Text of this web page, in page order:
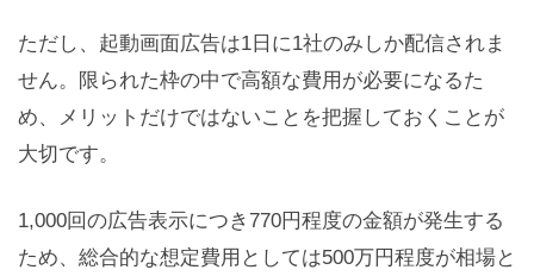
ただし、起動画面広告は1日に1社のみしか配信されま
せん。限られた枠の中で高額な費用が必要になるた
め、メリットだけではないことを把握しておくことが
大切です。
1,000回の広告表示につき770円程度の金額が発生する
ため、総合的な想定費用としては500万円程度が相場と